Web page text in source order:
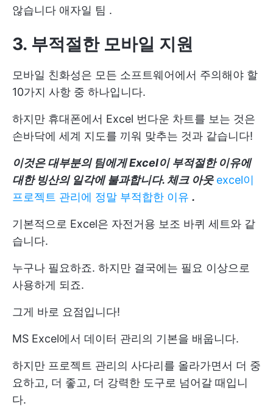
않습니다 애자일 팀 .
3. 부적절한 모바일 지원
모바일 친화성은 모든 소프트웨어에서 주의해야 할
10가지 사항 중 하나입니다.
하지만 휴대폰에서 Excel 번다운 차트를 보는 것은
손바닥에 세계 지도를 끼워 맞추는 것과 같습니다!
이것은 대부분의 팀에게 Excel이 부적절한 이유에
대한 빙산의 일각에 불과합니다. 체크 아웃 excel이
프로젝트 관리에 정말 부적합한 이유 .
기본적으로 Excel은 자전거용 보조 바퀴 세트와 같
습니다.
누구나 필요하죠. 하지만 결국에는 필요 이상으로
사용하게 되죠.
그게 바로 요점입니다!
MS Excel에서 데이터 관리의 기본을 배웁니다.
하지만 프로젝트 관리의 사다리를 올라가면서 더 중
요하고, 더 좋고, 더 강력한 도구로 넘어갈 때입니
다.